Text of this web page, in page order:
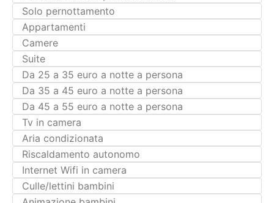
Camere
Suite
Da 25 a 35 euro a notte a persona
Da 35 a 45 euro a notte a persona
Da 45 a 55 euro a notte a persona
Tv in camera
Aria condizionata
Riscaldamento autonomo
Internet Wifi in camera
Culle/lettini bambini
Animazione bambini
Baby sitting bambini